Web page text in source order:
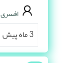
افسری
3 ماه پیش